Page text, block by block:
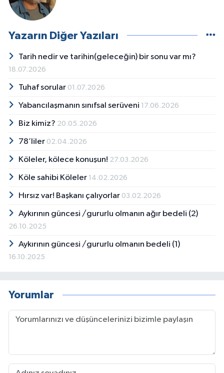
Yazarın Diğer Yazıları
Tarih nedir ve tarihin(geleceğin) bir sonu var mı?
18.07.2026
Tuhaf sorular 01.07.2026
Yabancılaşmanın sınıfsal serüveni 17.06.2026
Biz kimiz? 20.05.2026
78’liler 02.04.2026
Köleler, kölece konuşun! 27.03.2026
Köle sahibi Köleler 14.02.2026
Hırsız var! Başkanı çalıyorlar 03.02.2026
Aykırının güncesi /gururlu olmanın ağır bedeli (2)
26.10.2025
Aykırının güncesi /gururlu olmanın bedeli (1)
16.10.2025
Yorumlar